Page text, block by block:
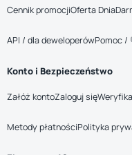
Cennik promocjiOferta Dnia
API / dla deweloperówPomoc /
Konto i Bezpieczeństwo
Załóż kontoZaloguj się
Metody płatnościPolityka